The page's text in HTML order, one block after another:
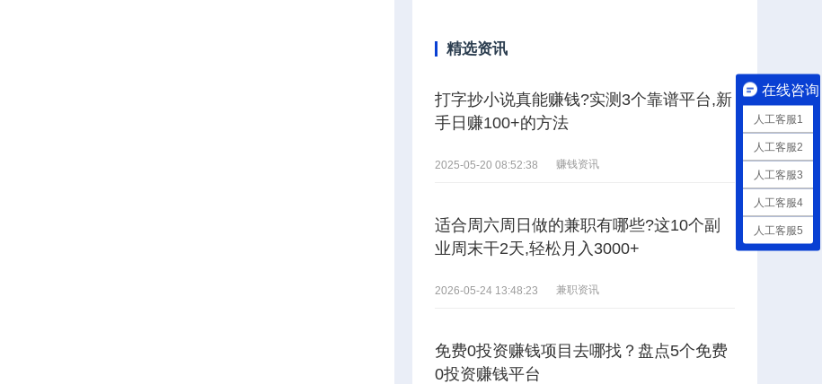
精选资讯
打字抄小说真能赚钱?实测3个靠谱平台,新
手日赚100+的方法
2025-05-20 08:52:38 赚钱资讯
适合周六周日做的兼职有哪些?这10个副
业周末干2天,轻松月入3000+
2026-05-24 13:48:23 兼职资讯
免费0投资赚钱项目去哪找？盘点5个免费
0投资赚钱平台
在线咨询
人工客服1
人工客服2
人工客服3
人工客服4
人工客服5